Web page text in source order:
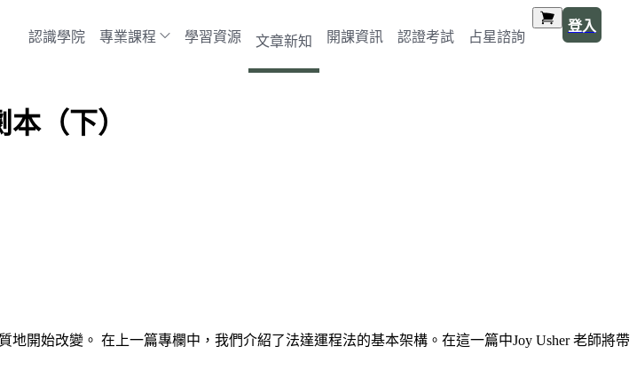
認識學院 專業課程 學習資源 文章新知 開課資訊 認證考試 占星諮詢
登入
（下）
開始改變。 在上一篇專欄中，我們介紹了法達運程法的基本架構。在這一篇中Joy Usher 老師將帶